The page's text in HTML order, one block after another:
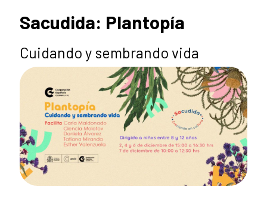
Sacudida: Plantopía
Cuidando y sembrando vida